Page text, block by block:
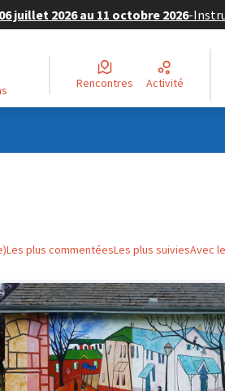
juillet 2026 au 11 octobre 2026-
Rencontres Activité
Les plus commentéesLes plus suiviesAvec